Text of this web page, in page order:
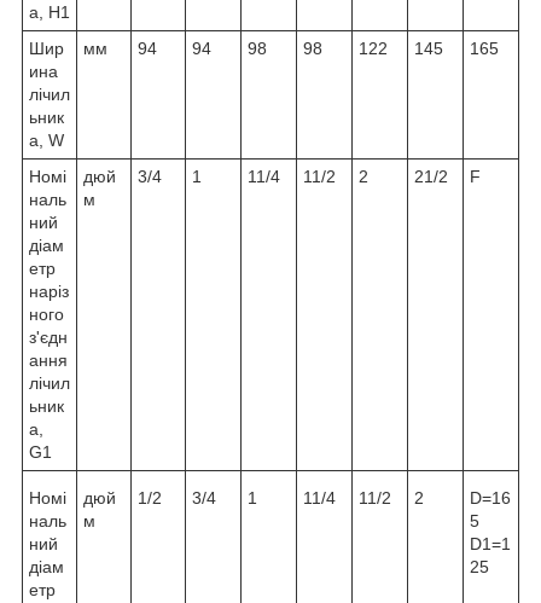
а, H1
Шир
ина
лічил
ьник
а, W
мм 94 94 98 98 122 145 165
Номі
наль
ний
діам
етр
наріз
ного
з'єдн
ання
лічил
ьник
а,
G1
дюй
м
3/4 1 11/4 11/2 2 21/2 F
Номі
наль
ний
діам
етр
дюй
м
1/2 3/4 1 11/4 11/2 2
D=16
5
D1=1
25